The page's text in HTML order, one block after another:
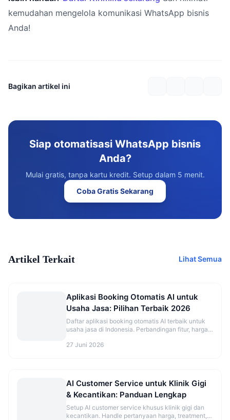
kemudahan mengelola komunikasi WhatsApp bisnis
Anda!
Bagikan artikel ini
Siap otomatisasi WhatsApp bisnis
Anda?
Mulai gratis, tanpa kartu kredit. Setup dalam 5 menit.
Coba Gratis Sekarang
Artikel Terkait Lihat Semua
Aplikasi Booking Otomatis AI untuk
Usaha Jasa: Pilihan Terbaik 2026
Daftar aplikasi booking otomatis AI terbaik untuk
usaha jasa di Indonesia. Perbandingan fitur, harga,
27 Juni 2026
AI Customer Service untuk Klinik Gigi
& Kecantikan: Panduan Lengkap
Setup AI customer service khusus klinik gigi dan
kecantikan. Handle pertanyaan harga, treatment,